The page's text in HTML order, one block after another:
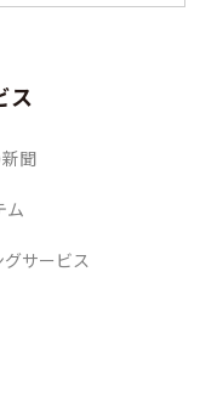
ス
聞
ム
サービス